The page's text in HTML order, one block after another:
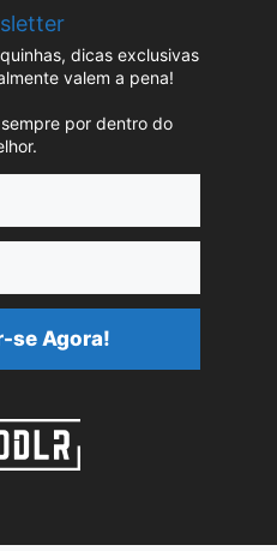
dicas exclusivas
valem a pena!
por dentro do
se Agora!